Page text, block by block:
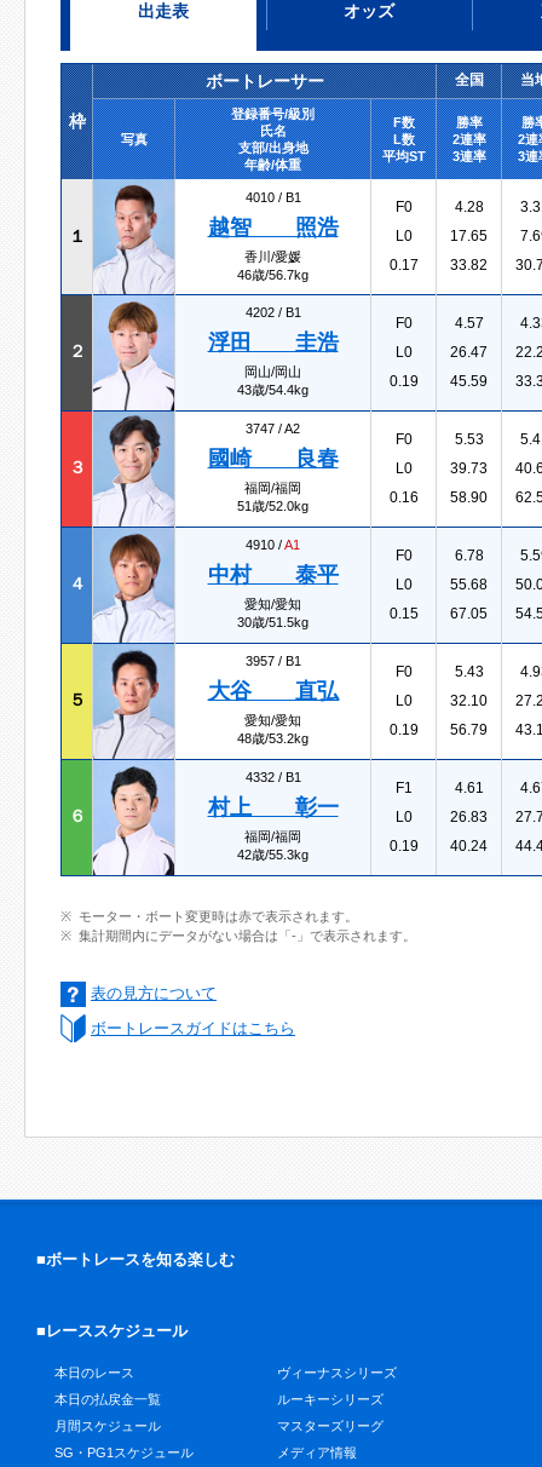
出走表 オッズ
枠
ボートレーサー 全国 当
写真
登録番号/級別
氏名
支部/出身地
年齢/体重
F数
L数
平均ST
勝率
2連率
3連率
勝
2連
3連
１
4010 / B1
越智 照浩
香川/愛媛
46歳/56.7kg
F0
L0
0.17
4.28
17.65
33.82
２
4202 / B1
浮田 圭浩
岡山/岡山
43歳/54.4kg
F0
L0
0.19
4.57
26.47
45.59
３
3747 /A2
國崎 良春
福岡/福岡
51歳/52.0kg
F0
L0
0.16
5.53
39.73
58.90
４
4910 /A1
中村 泰平
愛知/愛知
30歳/51.5kg
F0
L0
0.15
6.78
55.68
67.05
５
3957 / B1
大谷 直弘
愛知/愛知
48歳/53.2kg
F0
L0
0.19
5.43
32.10
56.79
６
4332 / B1
村上 彰一
福岡/福岡
42歳/55.3kg
F1
L0
0.19
4.61
26.83
40.24
モーター・ボート変更時は赤で表示されます。
集計期間内にデータがない場合は「-」で表示されます。
表の見方について
ボートレースガイドはこちら
■ボートレースを知る楽しむ
■レーススケジュール
本日のレース
本日の払戻金一覧
月間スケジュール
SG・PG1スケジュール
ヴィーナスシリーズ
ルーキーシリーズ
マスターズリーグ
メディア情報